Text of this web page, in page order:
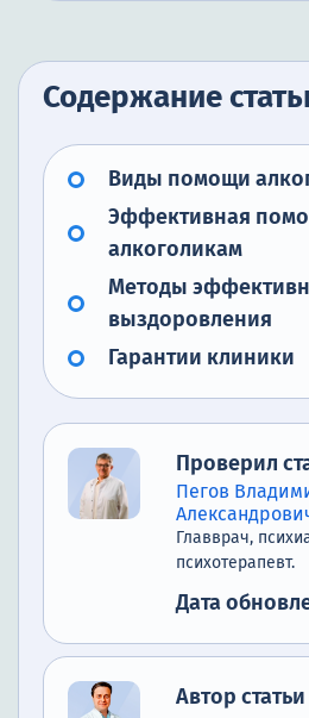
Содержание
Виды помощи
Эффективная
алкоголикам
Методы
выздоровления
Гарантии клиники
Проверил
Пегов
Главврач,
психотерапевт.
Дата
Автор статьи